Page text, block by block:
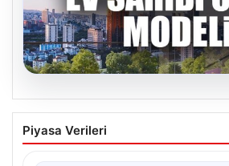
04.08.2026
DAP Yapı’dan bir ilk! Emlak
güvencesi Dap vizyonuyla
Piyasa Verileri